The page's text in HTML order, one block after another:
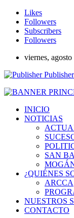
Likes
Followers
Subscribers
Followers
viernes,
INICIO
NOTICIAS
SAN
¿QUIÉNES
ARCCA
NUESTROS
CONTACTO